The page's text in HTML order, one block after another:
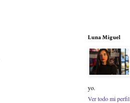
Luna Miguel
yo.
Ver todo mi perfil